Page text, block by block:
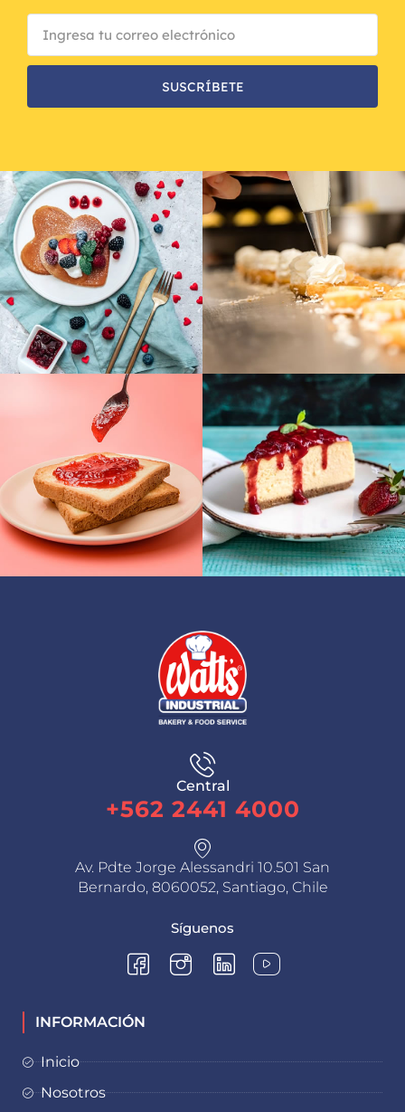
SUSCRÍBETE
Central
+562 2441 4000
Av. Pdte Jorge Alessandri 10.501 San
Bernardo, 8060052, Santiago, Chile
Síguenos
INFORMACIÓN
Inicio
Nosotros